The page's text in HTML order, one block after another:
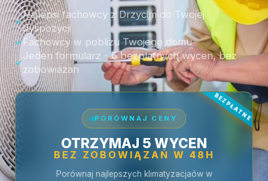
Najlepsi fachowcy z Drzycim do Twojej
dyspozycji
Fachowcy w poblizu Twojego domu
Jeden formularz - 5 bezplatnych wycen, bez
zobowiazan
PORÓWNAJ CENY
OTRZYMAJ 5 WYCEN
BEZ ZOBOWIĄZAŃ W 48H
Porównaj najlepszych klimatyzacjaów w